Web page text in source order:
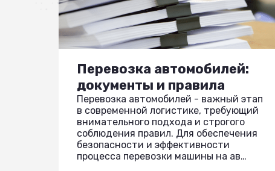
Перевозка автомобилей:
документы и правила
Перевозка автомобилей - важный этап
в современной логистике, требующий
внимательного подхода и строгого
соблюдения правил. Для обеспечения
безопасности и эффективности
процесса перевозки машины на ав…